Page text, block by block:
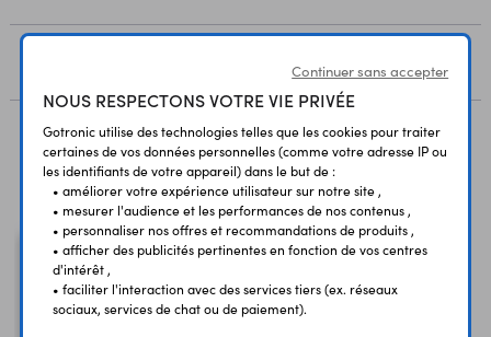
Vous avez déja consulté
Continuer sans accepter
NOUS RESPECTONS VOTRE VIE PRIVÉE
Gotronic utilise des technologies telles que les cookies pour traiter
certaines de vos données personnelles (comme votre adresse IP ou
les identifiants de votre appareil) dans le but de :
• améliorer votre expérience utilisateur sur notre site ,
• mesurer l'audience et les performances de nos contenus ,
• personnaliser nos offres et recommandations de produits ,
• afficher des publicités pertinentes en fonction de vos centres
d'intérêt ,
• faciliter l'interaction avec des services tiers (ex. réseaux
sociaux, services de chat ou de paiement).